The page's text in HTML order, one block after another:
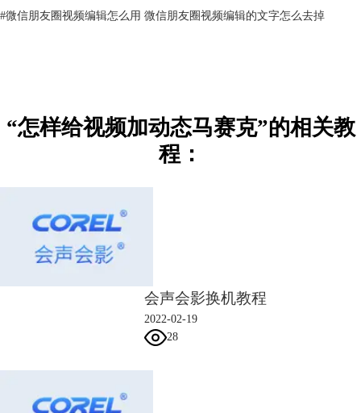
图3：运动追踪界面
色的小格子。
接着，再选择一个点跟踪器，并将点跟踪器（红色点）放置在人物衣服
#微信朋友圈视频编辑怎么用 微信朋友圈视频编辑的文字怎么去掉
“怎样给视频加动态马赛克”的相关教
程：
会声会影换机教程
2022-02-19
28